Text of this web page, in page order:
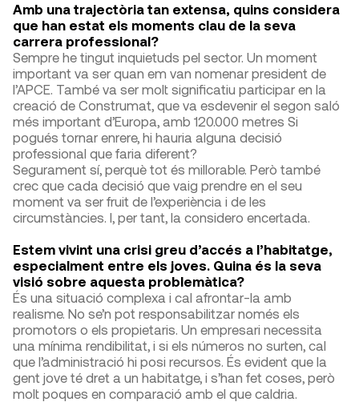
Amb una trajectòria tan extensa, quins considera
que han estat els moments clau de la seva
carrera professional?
Sempre he tingut inquietuds pel sector. Un moment
important va ser quan em van nomenar president de
l’APCE. També va ser molt significatiu participar en la
creació de Construmat, que va esdevenir el segon saló
més important d’Europa, amb 120.000 metres Si
pogués tornar enrere, hi hauria alguna decisió
professional que faria diferent?
Segurament sí, perquè tot és millorable. Però també
crec que cada decisió que vaig prendre en el seu
moment va ser fruit de l’experiència i de les
circumstàncies. I, per tant, la considero encertada.
Estem vivint una crisi greu d’accés a l’habitatge,
especialment entre els joves. Quina és la seva
visió sobre aquesta problemàtica?
És una situació complexa i cal afrontar-la amb
realisme. No se’n pot responsabilitzar només els
promotors o els propietaris. Un empresari necessita
una mínima rendibilitat, i si els números no surten, cal
que l’administració hi posi recursos. És evident que la
gent jove té dret a un habitatge, i s’han fet coses, però
molt poques en comparació amb el que caldria.